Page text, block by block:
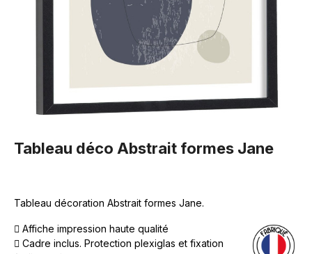
Tableau déco Abstrait formes Jane
Tableau décoration Abstrait formes Jane.
Affiche impression haute qualité
Cadre inclus. Protection plexiglas et fixation